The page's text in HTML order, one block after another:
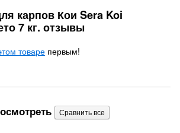
карпов Кои Sera Koi
7 кг. отзывы
товаре первым!